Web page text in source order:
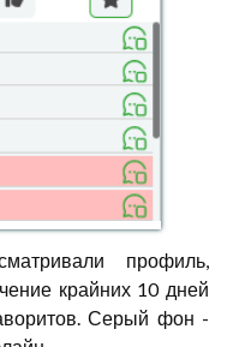
профиль,
крайних 10 дней
Серый фон -